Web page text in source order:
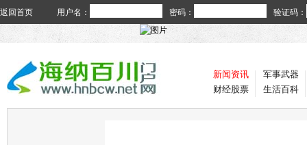
返回首页 用户名： 密码： 验证码：
新闻资讯
财经股票
军事武器
生活百科